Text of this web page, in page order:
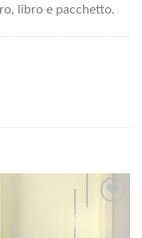
libro e pacchetto.